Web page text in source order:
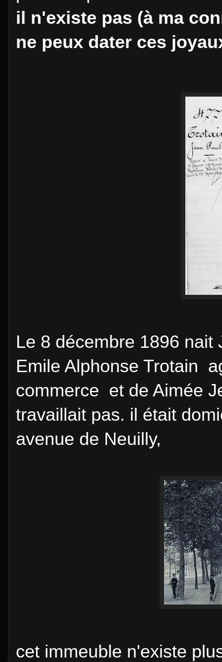
il n'existe pas (à ma
ne peux dater ces
Le 8 décembre 1896 nait
Emile Alphonse Trotain
commerce et de Aimée
travaillait pas. il était
avenue de Neuilly,
cet immeuble n'existe